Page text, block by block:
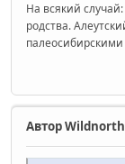
На всякий
родства.
палеосибирскими
АвторWildnorth